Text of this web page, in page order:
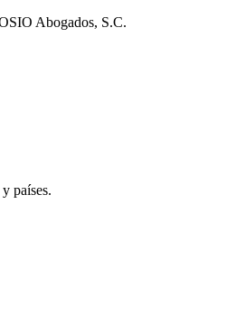
Abogados, S.C.
países.